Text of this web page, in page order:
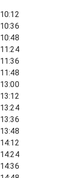
10:12
10:36
10:48
11:24
11:36
11:48
13:00
13:12
13:24
13:36
13:48
14:12
14:24
14:36